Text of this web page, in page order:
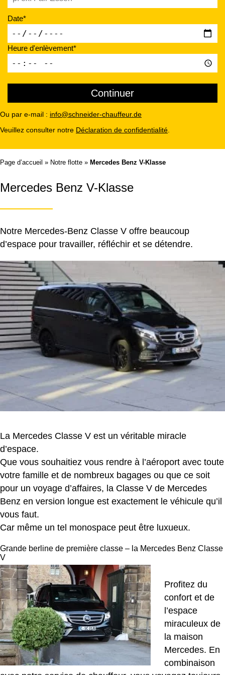
Date*
Heure d'enlèvement*
Ou par e-mail : info@schneider-chauffeur.de
Veuillez consulter notre Déclaration de confidentialité
Page d’accueil » Notre flotte » Mercedes Benz V-Klasse
Mercedes Benz V-Klasse
Notre Mercedes-Benz Classe V offre beaucoup
d’espace pour travailler, réfléchir et se détendre.
La Mercedes Classe V est un véritable miracle
d’espace.
Que vous souhaitiez vous rendre à l’aéroport avec toute
votre famille et de nombreux bagages ou que ce soit
pour un voyage d’affaires, la Classe V de Mercedes
Benz en version longue est exactement le véhicule qu’il
vous faut.
Car même un tel monospace peut être luxueux.
Grande berline de première classe – la Mercedes Benz Classe
V
Profitez du
confort et de
l’espace
miraculeux de
la maison
Mercedes. En
combinaison